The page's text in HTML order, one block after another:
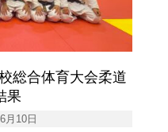
総合体育大会柔道
果
月10日